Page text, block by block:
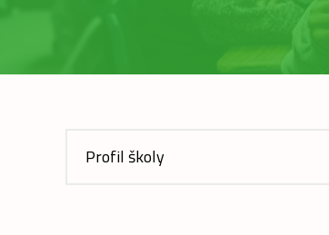
Profil školy